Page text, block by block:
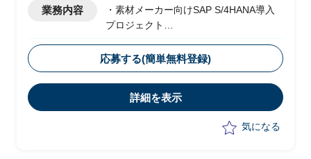
業務内容
・素材メーカー向けSAP S/4HANA導入
プロジェクト
・全社統一の業務・システムを複数の工
場に一斉に導入及び展開
・生産原価領域のコンサルタントとして
以下業務を実施予定
向けたソリューションの策定
応募する(簡単無料登録)
詳細を表示
気になる